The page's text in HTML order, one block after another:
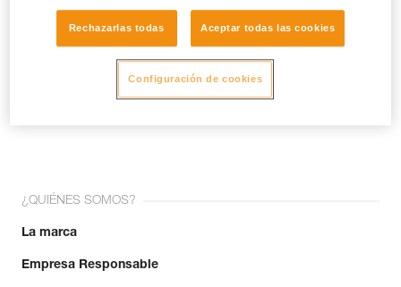
¡Únete a la comunidad!
¿QUIÉNES SOMOS?
La marca
Empresa Responsable
Rechazarlas todas Aceptar todas las cookies
Configuración de cookies